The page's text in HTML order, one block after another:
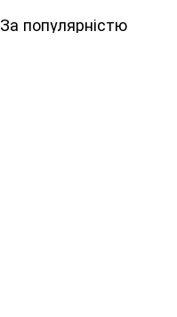
За популярністю